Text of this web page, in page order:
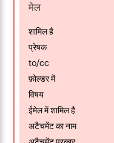
मेल
शामिल है
प्रेषक
to/cc
फ़ोल्डर में
विषय
ईमेल में शामिल है
अटैचमेंट का नाम